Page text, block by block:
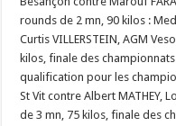
rounds de 2 mn, 90 kilos :
Curtis VILLERSTEIN, AGM
kilos, finale des
qualification pour les
St Vit contre Albert MATHEY,
de 3 mn, 75 kilos, finale des